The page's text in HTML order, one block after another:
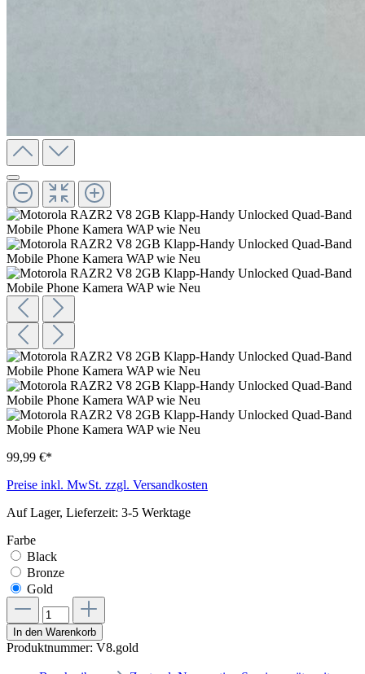
99,99 €*
Preise inkl. MwSt. zzgl. Versandkosten
Auf Lager, Lieferzeit: 3-5 Werktage
Farbe
Black
Bronze
Gold
In den Warenkorb
Produktnummer: V8.gold